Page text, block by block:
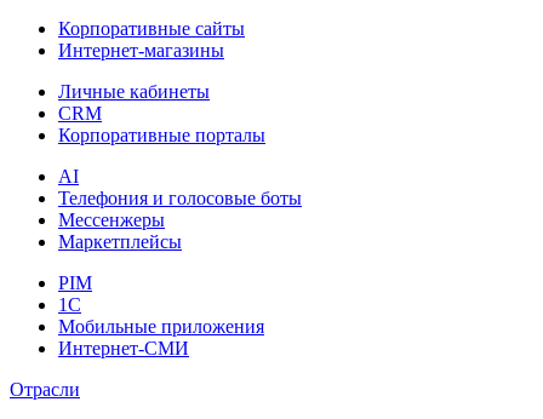
Корпоративные сайты
Интернет-магазины
Личные кабинеты
CRM
Корпоративные порталы
AI
Телефония и голосовые боты
Мессенжеры
Маркетплейсы
PIM
1C
Мобильные приложения
Интернет-СМИ
Отрасли